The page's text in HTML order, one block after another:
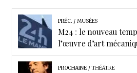
PRÉC. MUSÉES
M24 : le nouveau
l’œuvre d’art
PROCHAINE THÉÂTRE